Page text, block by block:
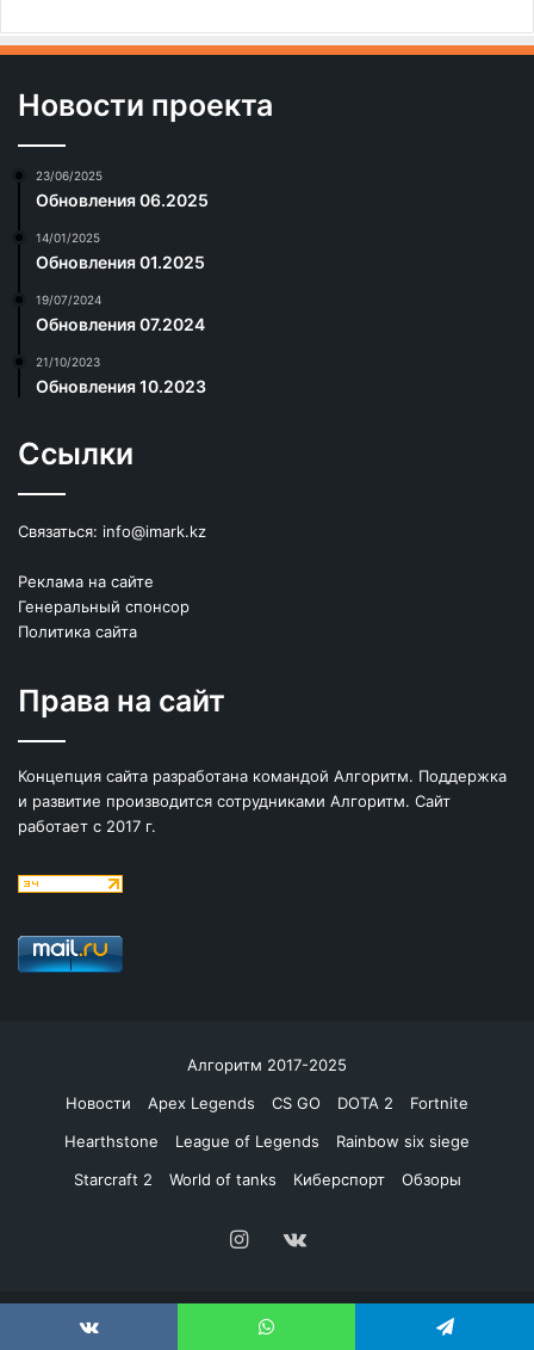
Новости проекта
23/06/2025
Обновления 06.2025
14/01/2025
Обновления 01.2025
19/07/2024
Обновления 07.2024
21/10/2023
Обновления 10.2023
Ссылки
Связаться: info@imark.kz
Реклама на сайте
Генеральный спонсор
Политика сайта
Права на сайт
Концепция сайта разработана командой Алгоритм. Поддержка
и развитие производится сотрудниками Алгоритм. Сайт
работает с 2017 г.
Алгоритм 2017-2025
Новости
Apex Legends CS GO DOTA 2
Fortnite
Hearthstone
League of Legends
Rainbow six siege
Starcraft 2
World of tanks Киберспорт Обзоры
Instagram